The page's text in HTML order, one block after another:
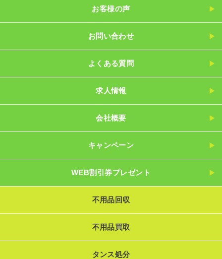
お客様の声
お問い合わせ
よくある質問
求人情報
会社概要
キャンペーン
WEB割引券プレゼント
不用品回収
不用品買取
タンス処分